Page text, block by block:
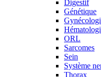
Digestif
Génétique
ORL
Sarcomes
Sein
Système
Thorax